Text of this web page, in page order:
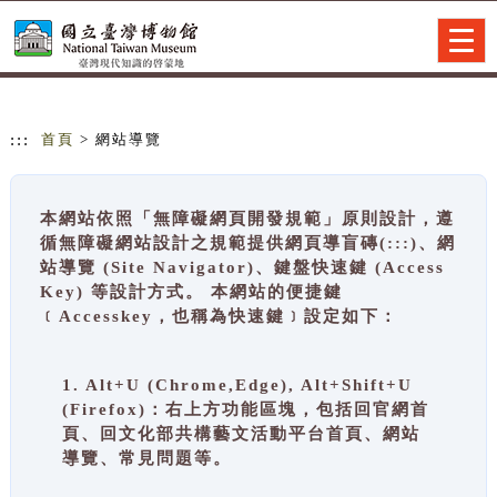
::: 首頁 > 網站導覽
本網站依照「無障礙網頁開發規範」原則設計，遵
循無障礙網站設計之規範提供網頁導盲磚(:::)、網
站導覽 (Site Navigator)、鍵盤快速鍵 (Access
Key) 等設計方式。 本網站的便捷鍵
﹝Accesskey，也稱為快速鍵﹞設定如下：
1. Alt+U (Chrome,Edge), Alt+Shift+U
(Firefox)：右上方功能區塊，包括回官網首
頁、回文化部共構藝文活動平台首頁、網站
導覽、常見問題等。